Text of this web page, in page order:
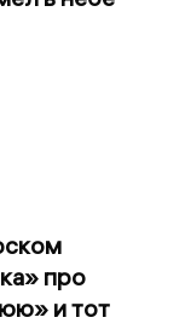
про
и тот